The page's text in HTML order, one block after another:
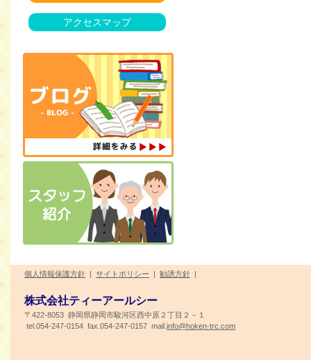
アクセスマップ
個人情報保護方針 | サイトポリシー | 勧誘方針 |
株式会社ティーアールシー
〒422-8053 静岡県静岡市駿河区西中原２丁目２－１
tel.054-247-0154 fax.054-247-0157 mail. info@hoken-trc.com